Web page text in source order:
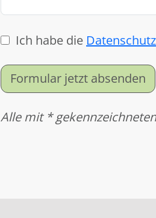
Ich habe die
Formular jetzt absenden
Alle mit *